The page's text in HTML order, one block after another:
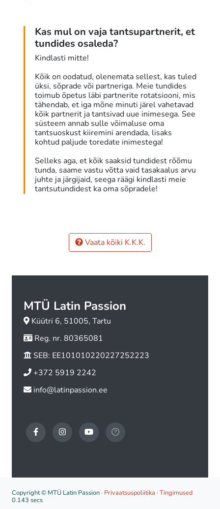
Kas mul on vaja tantsupartnerit, et
tundides osaleda?
Kindlasti mitte!
Kõik on oodatud, olenemata sellest, kas tuled
üksi, sõprade või partneriga. Meie tundides
toimub õpetus läbi partnerite rotatsiooni, mis
tähendab, et iga mõne minuti järel vahetavad
kõik partnerit ​​ja tantsivad uue inimesega. See
süsteem annab sulle võimaluse oma
tantsuoskust kiiremini arendada, lisaks
kohtud paljude toredate inimestega!
Selleks aga, et kõik saaksid tundidest rõõmu
tunda, saame vastu võtta vaid tasakaalus arvu
juhte ja järgijaid, seega räägi kindlasti meie
tantsutundidest ka oma sõpradele!
Vaata kõiki K.K.K.
MTÜ Latin Passion
Küütri 6, 51005, Tartu
Reg. nr. 80365081
SEB: EE101010220227252223
+372 5919 2242
info@latinpassion.ee
Copyright © MTÜ Latin Passion · Privaatsuspoliitika · Tingimused
0.143 secs